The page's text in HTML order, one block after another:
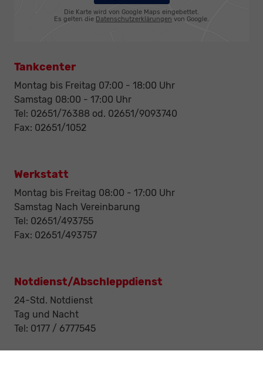
Die Karte wird von Google Maps eingebettet.
Es gelten die Datenschutzerklärungen von Google.
Tankcenter
Montag bis Freitag 07:00 - 18:00 Uhr
Samstag 08:00 - 17:00 Uhr
Tel: 02651/76388 od. 02651/9093740
Fax: 02651/1052
Werkstatt
Montag bis Freitag 08:00 - 17:00 Uhr
Samstag Nach Vereinbarung
Tel: 02651/493755
Fax: 02651/493757
Notdienst/Abschleppdienst
24-Std. Notdienst
Tag und Nacht
Tel: 0177 / 6777545